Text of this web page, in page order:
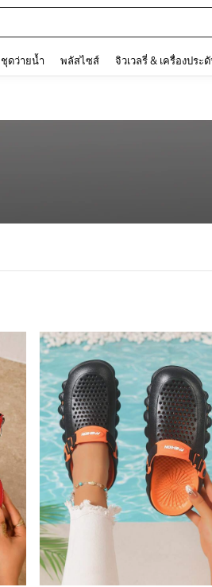
ชุดว่ายน้ำ พลัสไซส์ จิวเวลรี่ & เครื่องประ